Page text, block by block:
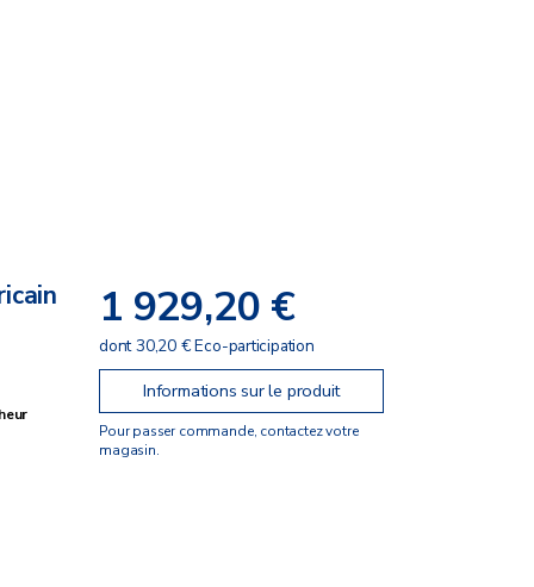
1 929,20 €
dont 30,20 € Eco-participation
Informations sur le produit
Pour passer commande, contactez votre
magasin.